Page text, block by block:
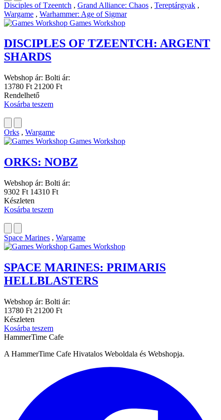
Disciples of Tzeentch , Grand Alliance: Chaos , Tereptárgyak ,
Wargame , Warhammer: Age of Sigmar
Games Workshop
DISCIPLES OF TZEENTCH: ARGENT
SHARDS
Webshop ár: Bolti ár:
13780 Ft 21200 Ft
Rendelhető
Kosárba teszem
Orks , Wargame
Games Workshop
ORKS: NOBZ
Webshop ár: Bolti ár:
9302 Ft 14310 Ft
Készleten
Kosárba teszem
Space Marines , Wargame
Games Workshop
SPACE MARINES: PRIMARIS
HELLBLASTERS
Webshop ár: Bolti ár:
13780 Ft 21200 Ft
Készleten
Kosárba teszem
HammerTime Cafe
A HammerTime Cafe Hivatalos Weboldala és Webshopja.